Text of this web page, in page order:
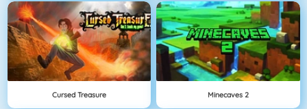
Cursed Treasure Minecaves 2